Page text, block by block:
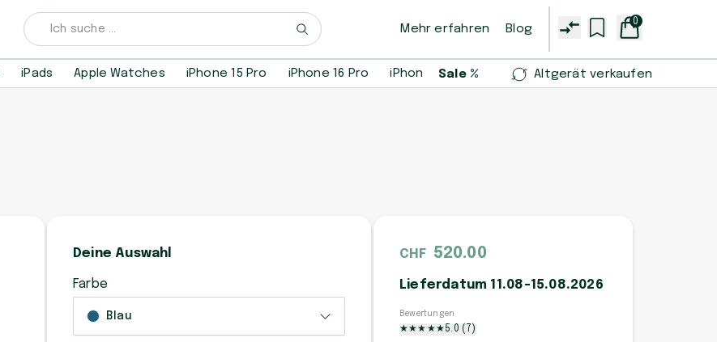
Mehr erfahren Blog
0
iPads Apple Watches iPhone 15 Pro iPhone 16 Pro iPhone 14 Pro iPhone 13 mini Samsung Galaxy
Sale % Altgerät verkaufen
Deine Auswahl
Farbe
Blau
CHF 520.00
Lieferdatum 11.08-15.08.2026
Bewertungen
★★★ ★★5.0 ( 7 )